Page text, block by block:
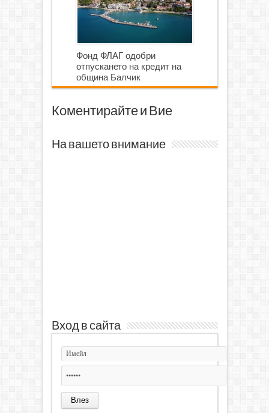
Фонд ФЛАГ одобри
отпускането на кредит на
община Балчик
Коментирайте и Вие
На вашето внимание
Вход в сайта